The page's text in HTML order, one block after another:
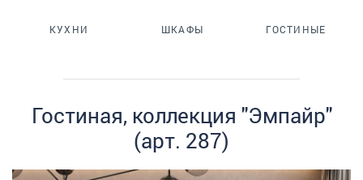
КУХНИ ШКАФЫ ГОСТИНЫЕ
Гостиная, коллекция "Эмпайр"
(арт. 287)